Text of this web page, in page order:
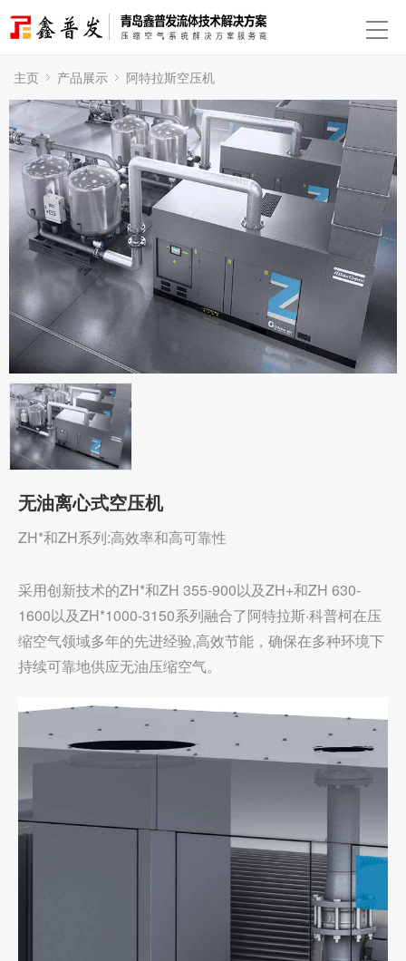
主页 产品展示 阿特拉斯空压机
无油离心式空压机
ZH*和ZH系列:高效率和高可靠性
采用创新技术的ZH*和ZH 355-900以及ZH+和ZH 630-
1600以及ZH*1000-3150系列融合了阿特拉斯·科普柯在压
缩空气领域多年的先进经验,高效节能，确保在多种环境下
持续可靠地供应无油压缩空气。